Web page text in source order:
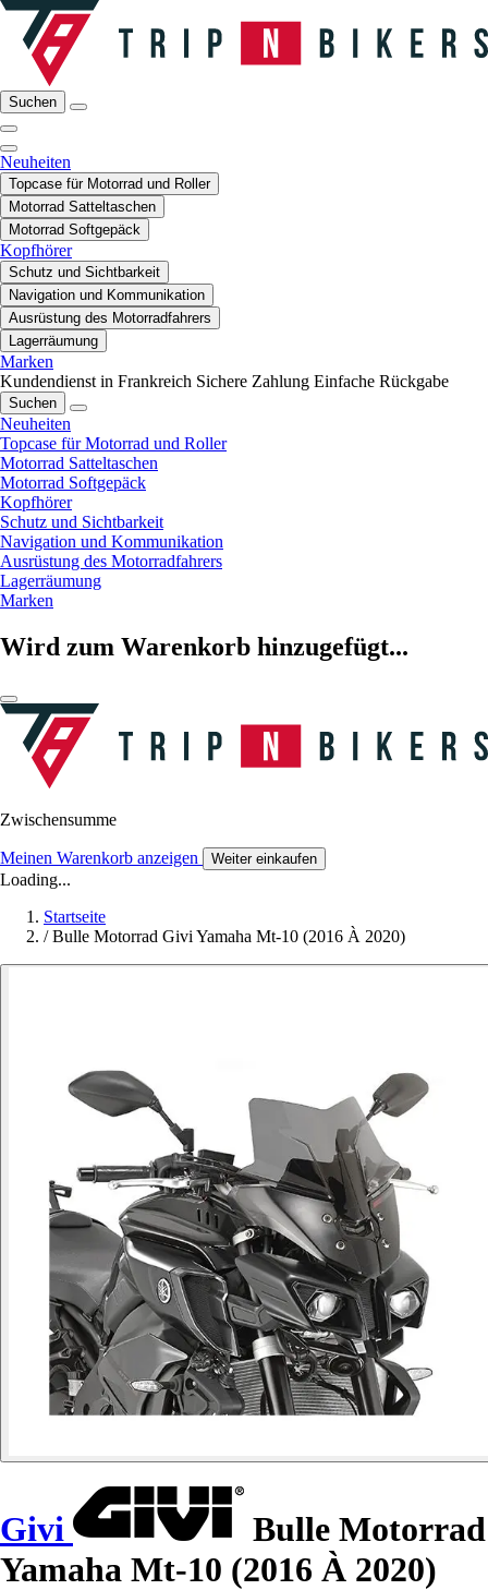
Suchen
Neuheiten
Topcase für Motorrad und Roller
Motorrad Satteltaschen
Motorrad Softgepäck
Kopfhörer
Schutz und Sichtbarkeit
Navigation und Kommunikation
Ausrüstung des Motorradfahrers
Lagerräumung
Marken
Kundendienst in Frankreich Sichere Zahlung Einfache Rückgabe
Suchen
Neuheiten
Topcase für Motorrad und Roller
Motorrad Satteltaschen
Motorrad Softgepäck
Kopfhörer
Schutz und Sichtbarkeit
Navigation und Kommunikation
Ausrüstung des Motorradfahrers
Lagerräumung
Marken
Wird zum Warenkorb hinzugefügt...
Zwischensumme
Meinen Warenkorb anzeigen Weiter einkaufen
Loading...
Startseite
/ Bulle Motorrad Givi Yamaha Mt-10 (2016 À 2020)
Givi
Bulle Motorrad
Yamaha Mt-10 (2016 À 2020)